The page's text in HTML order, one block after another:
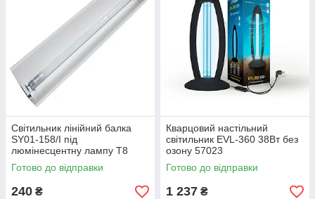
Світильник лінійний балка
SY01-158/I під
люмінесцентну лампу Т8
58W 1х58вт з рефлектором
Готово до відправки
240 ₴
Кварцовий настільний
світильник EVL-360 38Вт без
озону 57023
Готово до відправки
1 237 ₴